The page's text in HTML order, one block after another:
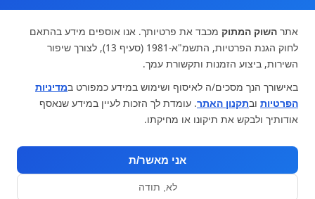
אתר השוק המתוק מכבד את פרטיותך. אנו אוספים מידע בהתאם
לחוק הגנת הפרטיות, התשמ"א-1981 (סעיף 13), לצורך שיפור
השירות, ביצוע הזמנות ותקשורת עמך.
באישורך הנך מסכים/ה לאיסוף ושימוש במידע כמפורט במדיניות
הפרטיות ובתקנון האתר. עומדת לך הזכות לעיין במידע שנאסף
אודותיך ולבקש את תיקונו או מחיקתו.
אני מאשר/ת
לא, תודה